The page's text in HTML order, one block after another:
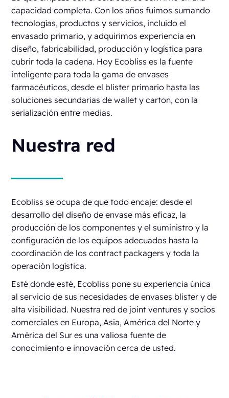
capacidad completa. Con los años fuimos sumando
tecnologías, productos y servicios, incluido el
envasado primario, y adquirimos experiencia en
diseño, fabricabilidad, producción y logística para
cubrir toda la cadena. Hoy Ecobliss es la fuente
inteligente para toda la gama de envases
farmacéuticos, desde el blister primario hasta las
soluciones secundarias de wallet y carton, con la
serialización entre medias.
Nuestra red
Ecobliss se ocupa de que todo encaje: desde el
desarrollo del diseño de envase más eficaz, la
producción de los componentes y el suministro y la
configuración de los equipos adecuados hasta la
coordinación de los contract packagers y toda la
operación logística.
Esté donde esté, Ecobliss pone su experiencia única
al servicio de sus necesidades de envases blister y de
alta visibilidad. Nuestra red de joint ventures y socios
comerciales en Europa, Asia, América del Norte y
América del Sur es una valiosa fuente de
conocimiento e innovación cerca de usted.